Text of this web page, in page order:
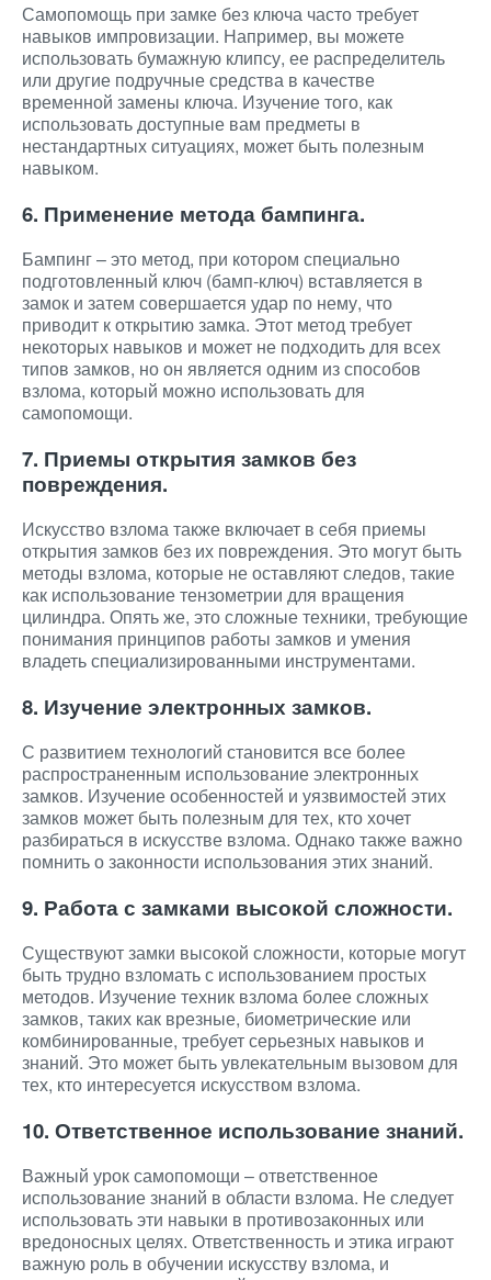
Самопомощь при замке без ключа часто требует
навыков импровизации. Например, вы можете
использовать бумажную клипсу, ее распределитель
или другие подручные средства в качестве
временной замены ключа. Изучение того, как
использовать доступные вам предметы в
нестандартных ситуациях, может быть полезным
навыком.
6. Применение метода бампинга.
Бампинг – это метод, при котором специально
подготовленный ключ (бамп-ключ) вставляется в
замок и затем совершается удар по нему, что
приводит к открытию замка. Этот метод требует
некоторых навыков и может не подходить для всех
типов замков, но он является одним из способов
взлома, который можно использовать для
самопомощи.
7. Приемы открытия замков без
повреждения.
Искусство взлома также включает в себя приемы
открытия замков без их повреждения. Это могут быть
методы взлома, которые не оставляют следов, такие
как использование тензометрии для вращения
цилиндра. Опять же, это сложные техники, требующие
понимания принципов работы замков и умения
владеть специализированными инструментами.
8. Изучение электронных замков.
С развитием технологий становится все более
распространенным использование электронных
замков. Изучение особенностей и уязвимостей этих
замков может быть полезным для тех, кто хочет
разбираться в искусстве взлома. Однако также важно
помнить о законности использования этих знаний.
9. Работа с замками высокой сложности.
Существуют замки высокой сложности, которые могут
быть трудно взломать с использованием простых
методов. Изучение техник взлома более сложных
замков, таких как врезные, биометрические или
комбинированные, требует серьезных навыков и
знаний. Это может быть увлекательным вызовом для
тех, кто интересуется искусством взлома.
10. Ответственное использование знаний.
Важный урок самопомощи – ответственное
использование знаний в области взлома. Не следует
использовать эти навыки в противозаконных или
вредоносных целях. Ответственность и этика играют
важную роль в обучении искусству взлома, и